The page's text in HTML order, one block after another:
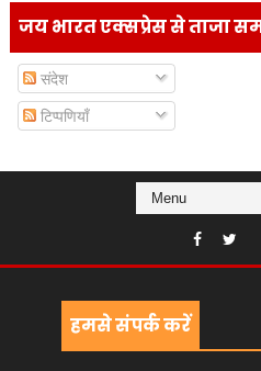
जय भारत एक्सप्रेस से ताजा
संदेश
टिप्पणियाँ
हमसे संपर्क करें